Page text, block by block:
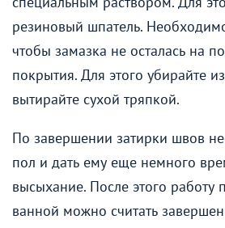
резиновый шпатель.
чтобы замазка не осталась на
покрытия. Для этого убирайте
вытирайте сухой тряпкой.
По завершении затирки швов
пол и дать ему еще немного
высыхание. После этого работу
ванной можно считать